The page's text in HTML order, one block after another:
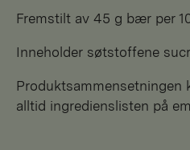
Fremstilt av 45 g bær per
Inneholder søtstoffene
Produktsammensetningen
alltid ingredienslisten på